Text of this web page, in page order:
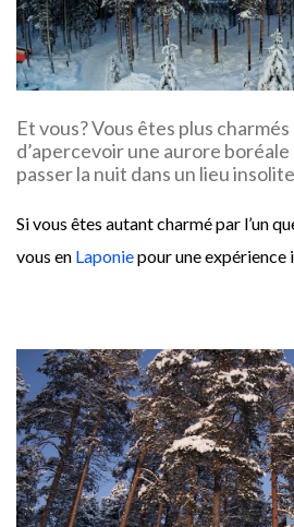
Et vous? Vous êtes plus
d’apercevoir une aurore boréale
passer la nuit dans un lieu
Si vous êtes autant charmé par l’un
vous en Laponiepour une expérience